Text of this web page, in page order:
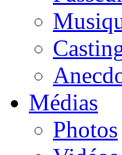
Médias
Photos